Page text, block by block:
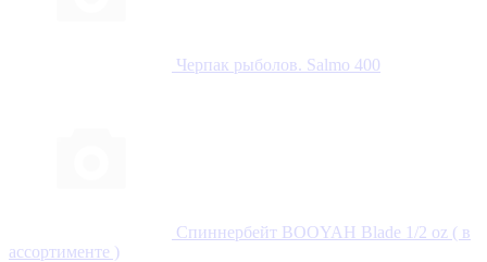
Черпак рыболов. Salmo 400
Спиннербейт BOOYAH Blade 1/2 oz ( в
ассортименте )